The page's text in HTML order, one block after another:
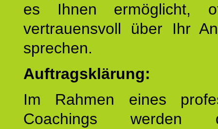
es Ihnen ermöglicht,
vertrauensvoll über Ihr
sprechen.
Auftragsklärung:
Im Rahmen eines
Coachings